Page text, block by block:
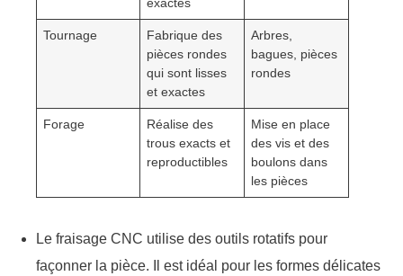
Tournage
Fabrique des
pièces rondes
qui sont lisses
et exactes
Arbres,
bagues, pièces
rondes
Forage
Réalise des
trous exacts et
reproductibles
Mise en place
des vis et des
boulons dans
les pièces
Le fraisage CNC utilise des outils rotatifs pour
façonner la pièce. Il est idéal pour les formes délicates